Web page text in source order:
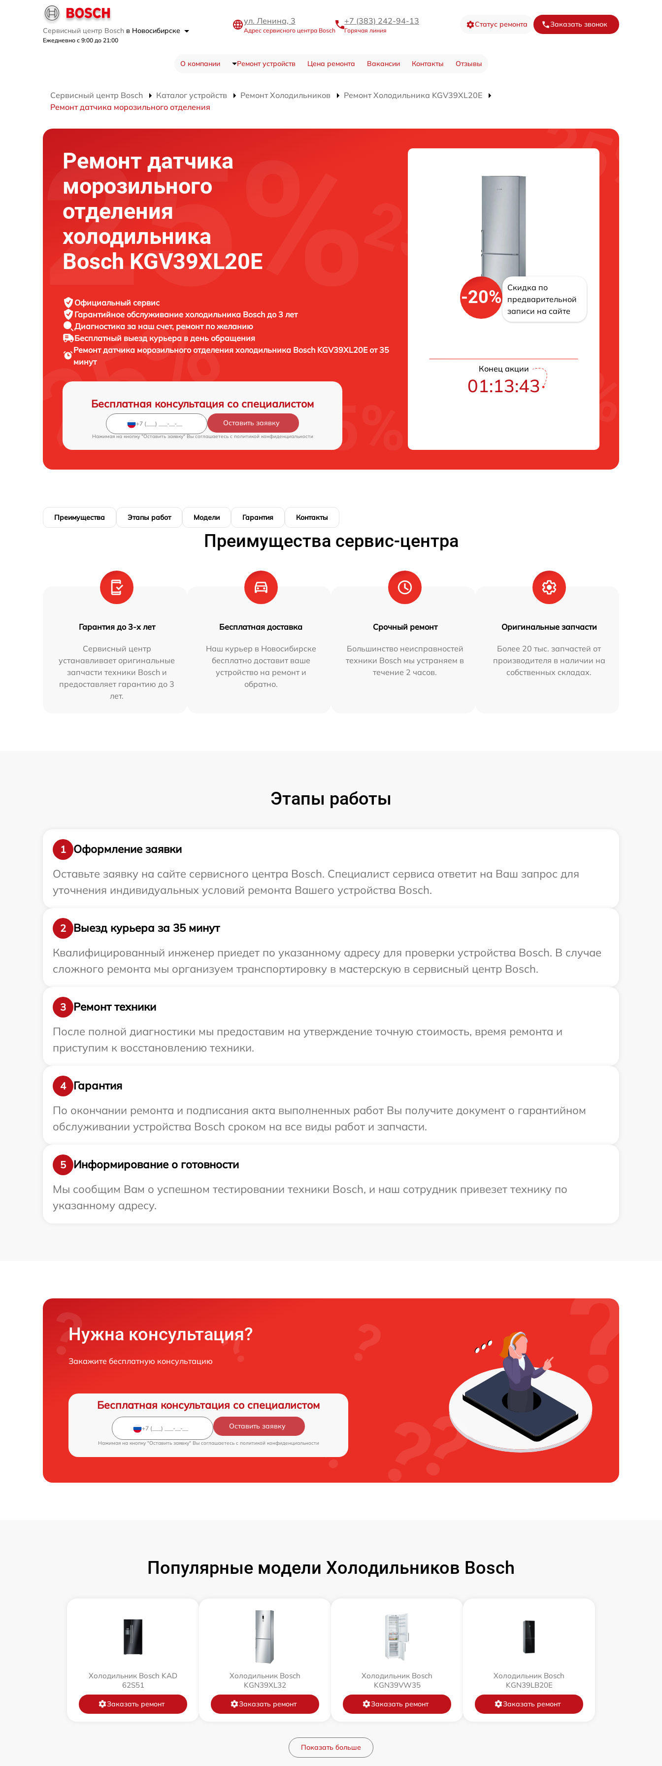
Сервисный центр Bosch в Новосибирске
Ежедневно с 9:00 до 21:00
ул. Ленина, 3
Адрес сервисного центра Bosch
+7 (383) 242-94-13
Горячая линия
Статус ремонта Заказать звонок
О компании Ремонт устройств Цена ремонта Вакансии Контакты Отзывы
Сервисный центр Bosch Каталог устройств Ремонт Холодильников
Ремонт Холодильника KGV39XL20E
Ремонт датчика морозильного отделения
Ремонт датчика
морозильного
отделения
холодильника
Bosch KGV39XL20E
Официальный сервис
Гарантийное обслуживание холодильника Bosch до 3 лет
Диагностика за наш счет, ремонт по желанию
Бесплатный выезд курьера в день обращения
Ремонт датчика морозильного отделения холодильника Bosch KGV39XL20E от 35
минут
Бесплатная консультация со специалистом
Оставить заявку
Нажимая на кнопку "Оставить заявку" Вы соглашаетесь c политикой конфиденциальности
-20%
Скидка по
предварительной
записи на сайте
Конец акции
01:13:42
Преимущества Этапы работ Модели Гарантия Контакты
Преимущества сервис-центра
Гарантия до 3-х лет
Сервисный центр
устанавливает оригинальные
запчасти техники Bosch и
предоставляет гарантию до 3
лет.
Бесплатная доставка
Наш курьер в Новосибирске
бесплатно доставит ваше
устройство на ремонт и
обратно.
Срочный ремонт
Большинство неисправностей
техники Bosch мы устраняем в
течение 2 часов.
Оригинальные запчасти
Более 20 тыс. запчастей от
производителя в наличии на
собственных складах.
Этапы работы
1
Оформление заявки
Оставьте заявку на сайте сервисного центра Bosch. Специалист сервиса ответит на Ваш запрос для
уточнения индивидуальных условий ремонта Вашего устройства Bosch.
2
Выезд курьера за 35 минут
Квалифицированный инженер приедет по указанному адресу для проверки устройства Bosch. В случае
сложного ремонта мы организуем транспортировку в мастерскую в сервисный центр Bosch.
3
Ремонт техники
После полной диагностики мы предоставим на утверждение точную стоимость, время ремонта и
приступим к восстановлению техники.
4
Гарантия
По окончании ремонта и подписания акта выполненных работ Вы получите документ о гарантийном
обслуживании устройства Bosch сроком на все виды работ и запчасти.
5
Информирование о готовности
Мы сообщим Вам о успешном тестировании техники Bosch, и наш сотрудник привезет технику по
указанному адресу.
Нужна консультация?
Закажите бесплатную консультацию
Бесплатная консультация со специалистом
Оставить заявку
Нажимая на кнопку "Оставить заявку" Вы соглашаетесь c политикой конфиденциальности
Популярные модели Холодильников Bosch
Холодильник Bosch KAD
62S51
Заказать ремонт
Холодильник Bosch
KGN39XL32
Заказать ремонт
Холодильник Bosch
KGN39VW35
Заказать ремонт
Холодильник Bosch
KGN39LB20E
Заказать ремонт
Показать больше